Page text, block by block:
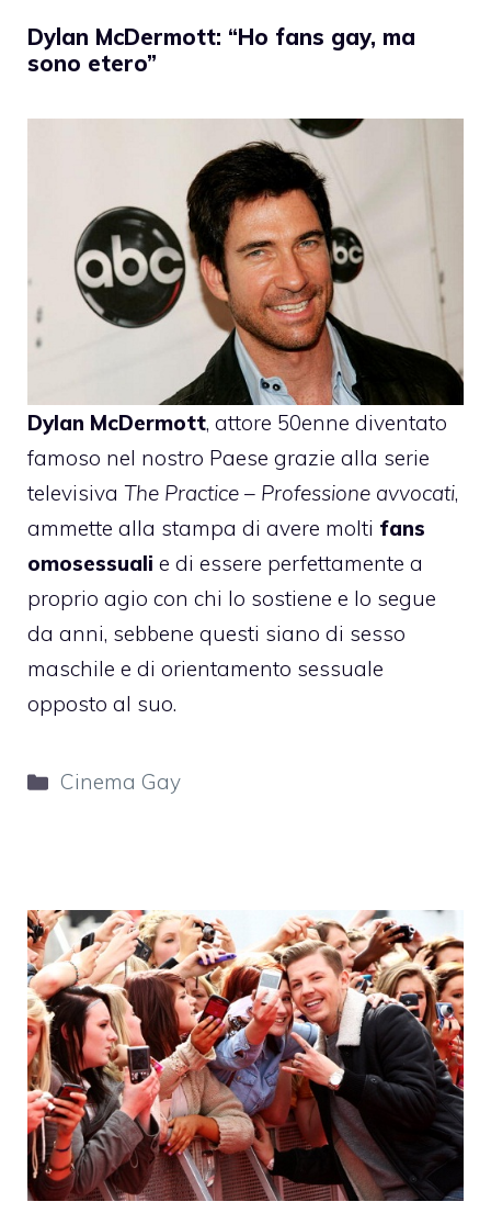
Dylan McDermott: “Ho fans gay, ma
sono etero”
Dylan McDermott, attore 50enne diventato
famoso nel nostro Paese grazie alla serie
televisiva The Practice – Professione avvocati,
ammette alla stampa di avere molti fans
omosessuali e di essere perfettamente a
proprio agio con chi lo sostiene e lo segue
da anni, sebbene questi siano di sesso
maschile e di orientamento sessuale
opposto al suo.
Categorie
Cinema Gay